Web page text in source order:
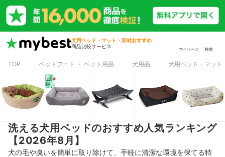
犬用ベッド・マット・床材おすすめ
商品比較サービス
マイページ 検索
TOP ペットフード ・ ペット用品 犬用品 犬用ベッド・マット
洗える犬用ベッドのおすすめ人気ランキング
【2026年8月】
犬の毛や臭いを簡単に取り除けて、手軽に清潔な環境を保てる特